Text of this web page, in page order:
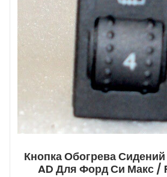
Кнопка Обогрева
AD Для Форд Си Макс /